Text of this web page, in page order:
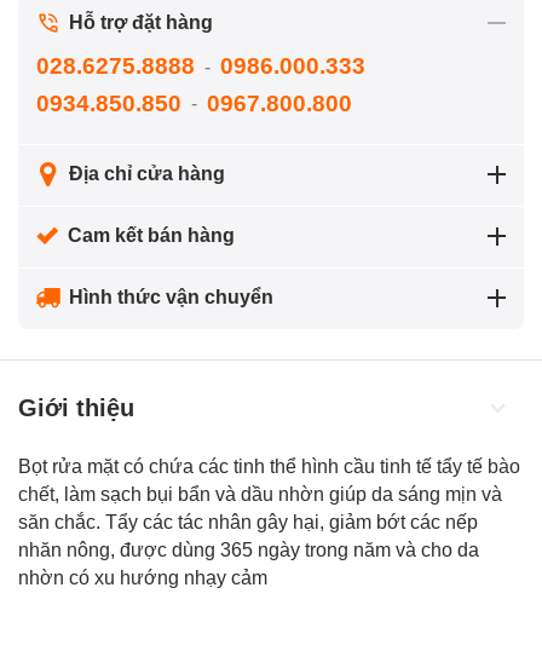
Hỗ trợ đặt hàng
028.6275.8888 - 0986.000.333
0934.850.850 - 0967.800.800
Địa chỉ cửa hàng
Cam kết bán hàng
Hình thức vận chuyển
Giới thiệu
Bọt rửa mặt có chứa các tinh thể hình cầu tinh tế tẩy tế bào
chết, làm sạch bụi bẩn và dầu nhờn giúp da sáng mịn và
săn chắc. Tẩy các tác nhân gây hại, giảm bớt các nếp
nhăn nông, được dùng 365 ngày trong năm và cho da
nhờn có xu hướng nhạy cảm